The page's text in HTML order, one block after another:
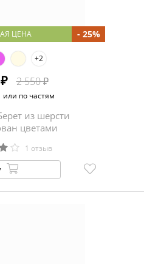
ЦЕНА
+2
2 550 ₽
- 25%
или по частям
из шерсти
цветами
1 отзыв